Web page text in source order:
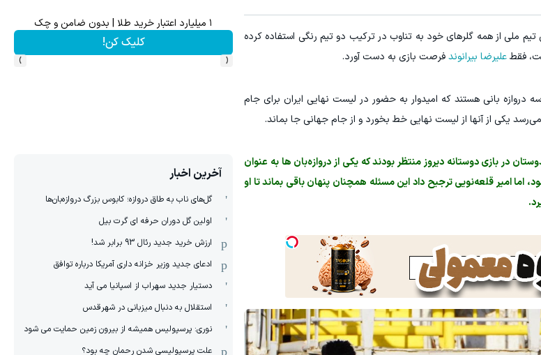
ملی از همه گلرهای خود به تناوب در ترکیب دو تیم رنگی استفاده کرده
فقطعلیرضا بیرانوندفرصت بازی به دست آورد.
بانی هستند که امیدوار به حضور در لیست نهایی ایران برای جام
یکی از آنها از لیست نهایی خط بخورد و از جام جهانی جا بماند.
در بازی دوستانه دیروز منتظر بودند که یکی از دروازه‌بان ها به عنوان
امیر قلعه‌نویی ترجیح داد این مسئله همچنان پنهان باقی بماند تا او
کلیک کن!
۱ میلیارد اعتبار خرید طلا | بدون ضامن و چک
کلیک کن!
‹
›
آخرین اخبار
گل‌های ناب به طاق دروازه؛ کابوس بزرگ دروازه‌بان‌ها
اولین گل دوران حرفه ای گرت بیل
ارزش خرید جدید رئال 93 برابر شد!
ادعای جدید وزیر خزانه داری آمریکا درباره توافق
دستیار جدید سهراب از اسپانیا می آید
استقلال به دنبال میزبانی در شهرقدس
نوری: پرسپولیس همیشه از بیرون زمین حمایت می شود
علت پرسپولیسی شدن رحمان چه بود؟